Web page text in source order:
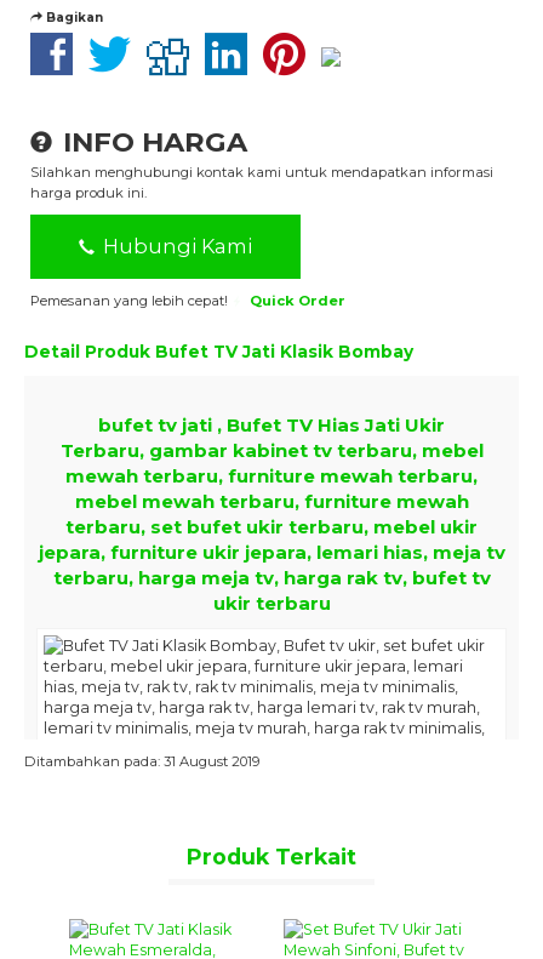
Bagikan
INFO HARGA
Silahkan menghubungi kontak kami untuk mendapatkan informasi
harga produk ini.
Hubungi Kami
Pemesanan yang lebih cepat! Quick Order
Detail Produk Bufet TV Jati Klasik Bombay
bufet tv jati , Bufet TV Hias Jati Ukir
Terbaru, gambar kabinet tv terbaru, mebel
mewah terbaru, furniture mewah terbaru,
mebel mewah terbaru, furniture mewah
terbaru, set bufet ukir terbaru, mebel ukir
jepara, furniture ukir jepara, lemari hias, meja tv
terbaru, harga meja tv, harga rak tv, bufet tv
ukir terbaru
Ditambahkan pada: 31 August 2019
Produk Terkait